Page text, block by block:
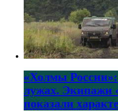
«Холмы
лужах. Экипажи
показали